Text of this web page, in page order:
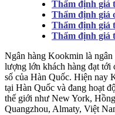
Thẩm định giá
Thẩm định giá
Thẩm định giá
Thẩm định giá
Ngân hàng Kookmin là
lượng lớn khách hàng đạt tới
số của Hàn Quốc. Hiện nay
tại Hàn Quốc và đang hoạt
thế giới như New York,
Quangzhou, Almaty, Việt